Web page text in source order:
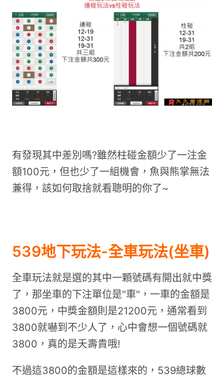
有發現其中差別嗎?雖然柱碰金額少了一注金
額100元，但也少了一組機會，魚與熊掌無法
兼得，該如何取捨就看聰明的你了~
539地下玩法-全車玩法(坐車)
全車玩法就是選的其中一顆號碼有開出就中獎
了，那坐車的下注單位是"車"，一車的金額是
3800元，中獎金額則是21200元，通常看到
3800就嚇到不少人了，心中會想一個號碼就
3800，真的是夭壽貴哦!
不過這3800的金額是這樣來的，539總球數